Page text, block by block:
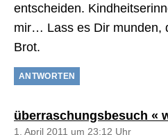
entscheiden.
mir… Lass es Dir munden,
Brot.
ANTWORTEN
überraschungsbesuch «
1. April 2011 um 23:12 Uhr